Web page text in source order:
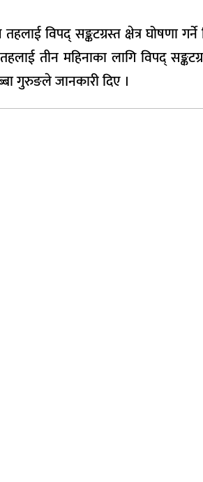
विपद् सङ्कटग्रस्त क्षेत्र घोषणा
तीन महिनाका लागि विपद्
गुरुङले जानकारी दिए ।